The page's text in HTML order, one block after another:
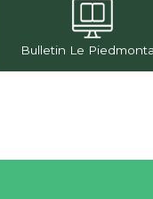
Bulletin Le